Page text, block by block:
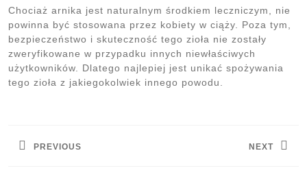
Chociaż arnika jest naturalnym środkiem leczniczym, nie
powinna być stosowana przez kobiety w ciąży. Poza tym,
bezpieczeństwo i skuteczność tego zioła nie zostały
zweryfikowane w przypadku innych niewłaściwych
użytkowników. Dlatego najlepiej jest unikać spożywania
tego zioła z jakiegokolwiek innego powodu.
PREVIOUS NEXT